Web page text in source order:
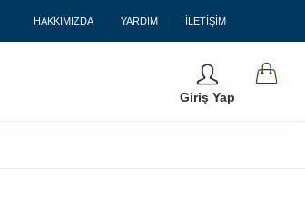
HAKKIMIZDA YARDIM İLETİŞİM
Giriş Yap